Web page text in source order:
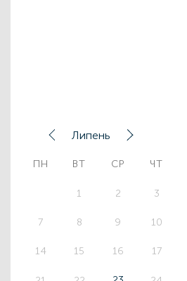
ПН ВТ СР ЧТ
1 2 3
7 8 9 10
14 15 16 17
Липень